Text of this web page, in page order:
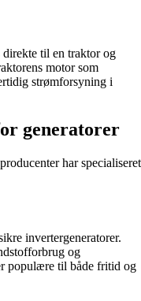
til en traktor og
motor som
strømforsyning i
generatorer
har specialiseret
invertergeneratorer.
og
populære til både fritid og